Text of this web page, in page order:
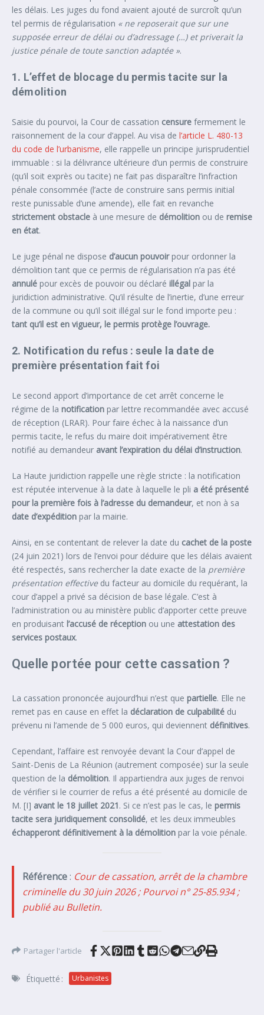
les délais. Les juges du fond avaient ajouté de surcroît qu’un
tel permis de régularisation « ne reposerait que sur une
supposée erreur de délai ou d’adressage (…) et priverait la
justice pénale de toute sanction adaptée ».
1. L’effet de blocage du permis tacite sur la
démolition
Saisie du pourvoi, la Cour de cassation censure fermement le
raisonnement de la cour d’appel. Au visa de l’article L. 480-13
du code de l’urbanisme, elle rappelle un principe jurisprudentiel
immuable : si la délivrance ultérieure d’un permis de construire
(qu’il soit exprès ou tacite) ne fait pas disparaître l’infraction
pénale consommée (l’acte de construire sans permis initial
reste punissable d’une amende), elle fait en revanche
strictement obstacle à une mesure de démolition ou de remise
en état.
Le juge pénal ne dispose d’aucun pouvoirpour ordonner la
démolition tant que ce permis de régularisation n’a pas été
annulé pour excès de pouvoir ou déclaré illégal par la
juridiction administrative. Qu’il résulte de l’inertie, d’une erreur
de la commune ou qu’il soit illégal sur le fond importe peu :
tant qu’il est en vigueur, le permis protège l’ouvrage.
2. Notification du refus : seule la date de
première présentation fait foi
Le second apport d’importance de cet arrêt concerne le
régime de la notification par lettre recommandée avec accusé
de réception (LRAR). Pour faire échec à la naissance d’un
permis tacite, le refus du maire doit impérativement être
notifié au demandeur avant l’expiration du délai d’instruction.
La Haute juridiction rappelle une règle stricte : la notification
est réputée intervenue à la date à laquelle le pli a été présenté
pour la première fois à l’adresse du demandeur, et non à sa
date d’expédition par la mairie.
Ainsi, en se contentant de relever la date du cachet de la poste
(24 juin 2021) lors de l’envoi pour déduire que les délais avaient
été respectés, sans rechercher la date exacte de la première
présentation effectivedu facteur au domicile du requérant, la
cour d’appel a privé sa décision de base légale. C’est à
l’administration ou au ministère public d’apporter cette preuve
en produisant l’accusé de réception ou une attestation des
services postaux.
Quelle portée pour cette cassation ?
La cassation prononcée aujourd’hui n’est que partielle. Elle ne
remet pas en cause en effet la déclaration de culpabilité du
prévenu ni l’amende de 5 000 euros, qui deviennent définitives.
Cependant, l’affaire est renvoyée devant la Cour d’appel de
Saint-Denis de La Réunion (autrement composée) sur la seule
question de la démolition. Il appartiendra aux juges de renvoi
de vérifier si le courrier de refus a été présenté au domicile de
M. [I] avant le 18 juillet 2021. Si ce n’est pas le cas, le permis
tacite sera juridiquement consolidé, et les deux immeubles
échapperont définitivement à la démolition par la voie pénale.
Référence: Cour de cassation, arrêt de la chambre
criminelle du 30 juin 2026 ; Pourvoi n° 25-85.934 ;
publié au Bulletin.
Partager l'article
Étiquetté : Urbanistes